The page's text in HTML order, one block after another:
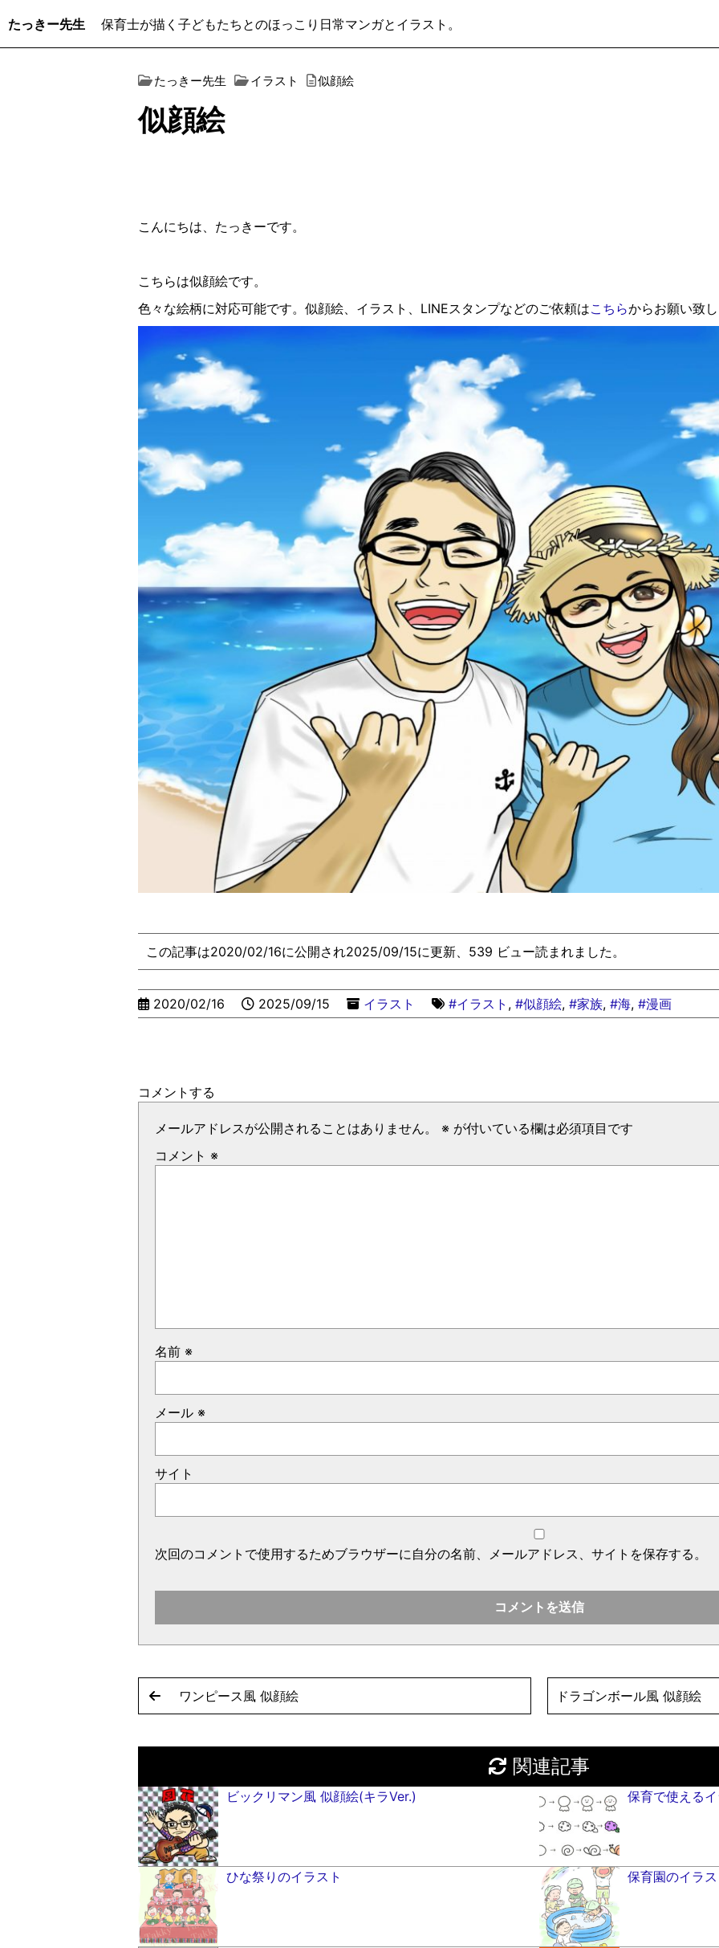
たっきー先生 保育士が描く子どもたちとのほっこり日常マンガとイラスト。
たっきー先生 イラスト 似顔絵
似顔絵
こんにちは、たっきーです。
こちらは似顔絵です。
色々な絵柄に対応可能です。似顔絵、イラスト、LINEスタンプなどのご依頼はこちらからお願い致し
この記事は2020/02/16に公開され2025/09/15に更新、539 ビュー読まれました。
2020/02/16 2025/09/15 イラスト #イラスト , #似顔絵, #家族, #海, #漫画
コメントする
メールアドレスが公開されることはありません。 ※ が付いている欄は必須項目です
コメント ※
名前 ※
メール ※
サイト
次回のコメントで使用するためブラウザーに自分の名前、メールアドレス、サイトを保存する。
ワンピース風 似顔絵 ドラゴンボール風 似顔絵
関連記事
ビックリマン風 似顔絵(キラVer.) 保育で使える
ひな祭りのイラスト 保育園のイラ